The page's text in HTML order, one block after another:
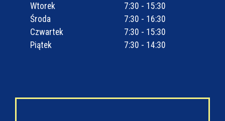
Wtorek
7:30 - 15:30
Środa
7:30 - 16:30
Czwartek
7:30 - 15:30
Piątek
7:30 - 14:30